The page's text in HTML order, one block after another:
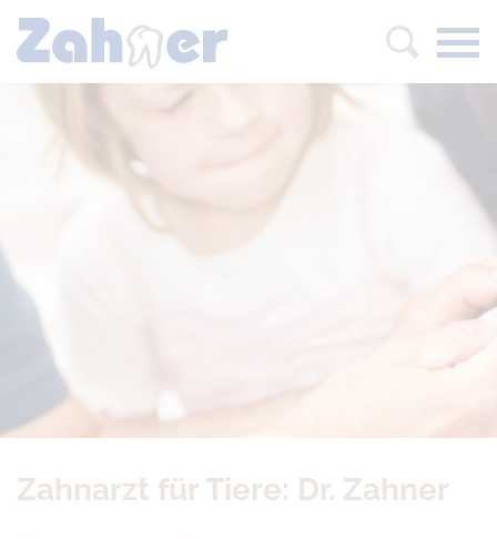
Kleintierpraxis Zahner
Zurück
Zahnarzt für Tiere: Dr. Zahner